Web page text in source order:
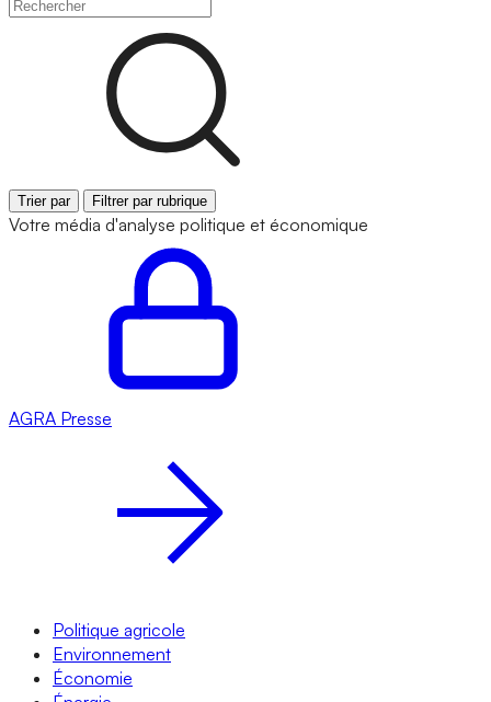
Trier par Filtrer par rubrique
Votre média d'analyse politique et économique
AGRA Presse
Politique agricole
Environnement
Économie